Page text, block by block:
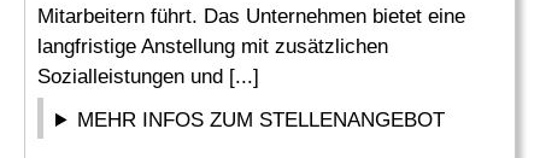
Mitarbeitern führt. Das Unternehmen bietet eine
langfristige Anstellung mit zusätzlichen
Sozialleistungen und [...]
MEHR INFOS ZUM STELLENANGEBOT